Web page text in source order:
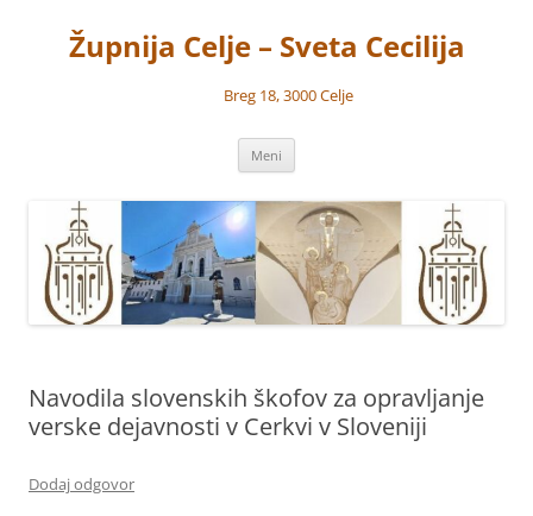
vsebinoŽupnija Celje – Sveta Cecilija
Breg 18, 3000 Celje
Meni
Navodila slovenskih škofov za opravljanje
verske dejavnosti v Cerkvi v Sloveniji
Dodaj odgovor